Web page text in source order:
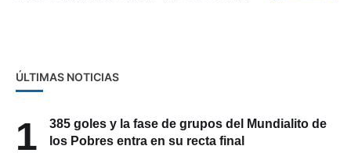
ÚLTIMAS NOTICIAS
1
385 goles y la fase de grupos del Mundialito de
los Pobres entra en su recta final